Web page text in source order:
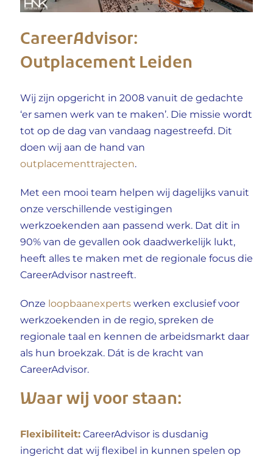
CareerAdvisor:
Outplacement Leiden
Wij zijn opgericht in 2008 vanuit de gedachte
‘er samen werk van te maken’. Die missie wordt
tot op de dag van vandaag nagestreefd. Dit
doen wij aan de hand van
outplacementtrajecten.
Met een mooi team helpen wij dagelijks vanuit
onze verschillende vestigingen
werkzoekenden aan passend werk. Dat dit in
90% van de gevallen ook daadwerkelijk lukt,
heeft alles te maken met de regionale focus die
CareerAdvisor nastreeft.
Onze loopbaanexpertswerken exclusief voor
werkzoekenden in de regio, spreken de
regionale taal en kennen de arbeidsmarkt daar
als hun broekzak. Dát is de kracht van
CareerAdvisor.
Waar wij voor staan:
Flexibiliteit:CareerAdvisor is dusdanig
ingericht dat wij flexibel in kunnen spelen op